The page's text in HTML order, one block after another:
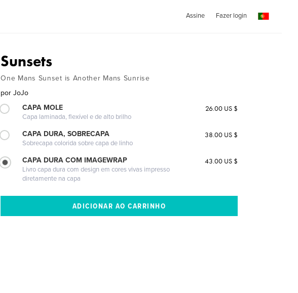
Assine Fazer login
Sunsets
One Mans Sunset is Another Mans Sunrise
por JoJo
CAPA MOLE
Capa laminada, flexível e de alto brilho
26.00 US $
CAPA DURA, SOBRECAPA
Sobrecapa colorida sobre capa de linho
38.00 US $
CAPA DURA COM IMAGEWRAP
Livro capa dura com design em cores vivas impresso
diretamente na capa
43.00 US $